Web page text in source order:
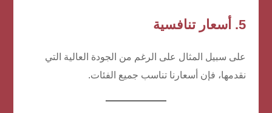
5. أسعار تنافسية
على سبيل المثال على الرغم من الجودة العالية التي
نقدمها، فإن أسعارنا تناسب جميع الفئات.